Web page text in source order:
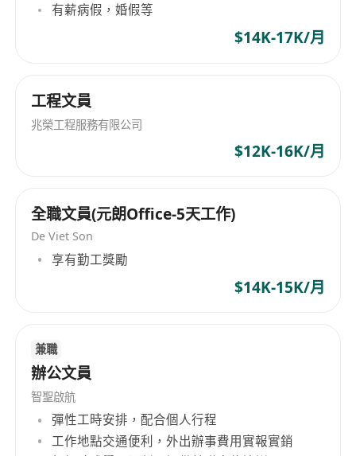
有薪病假，婚假等
$14K-17K/月
工程文員
兆榮工程服務有限公司
$12K-16K/月
全職文員(元朗Office-5天工作)
De Viet Son
享有勤工獎勵
$14K-15K/月
兼職
辦公文員
智聖啟航
彈性工時安排，配合個人行程
工作地點交通便利，外出辦事費用實報實銷